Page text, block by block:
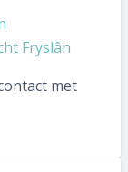
Fryslân
met